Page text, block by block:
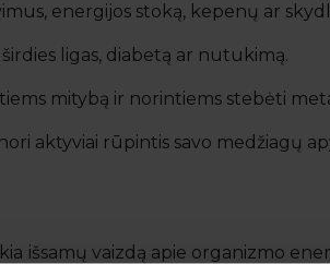
energijos stoką, kepenų ar
ligas, diabetą ar nutukimą.
mitybą ir norintiems stebėti
aktyviai rūpintis savo medžiagų
išsamų vaizdą apie organizmo